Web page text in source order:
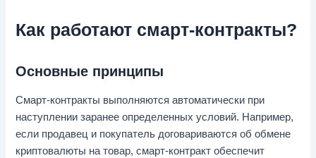
Как работают смарт-контракты?
Основные принципы
Смарт-контракты выполняются автоматически при
наступлении заранее определенных условий. Например,
если продавец и покупатель договариваются об обмене
криптовалюты на товар, смарт-контракт обеспечит